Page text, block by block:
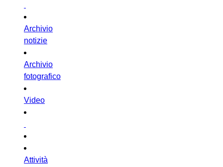
Archivio
notizie
Archivio
fotografico
Video
Attività